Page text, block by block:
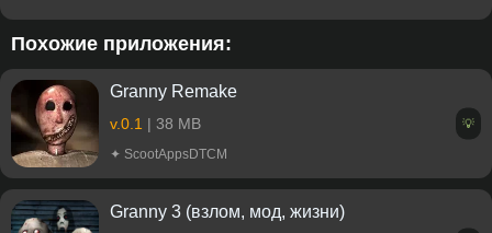
Похожие приложения:
Granny Remake
v.0.1 | 38 MB
✦ ScootAppsDTCM
💡
Granny 3 (взлом, мод, жизни)